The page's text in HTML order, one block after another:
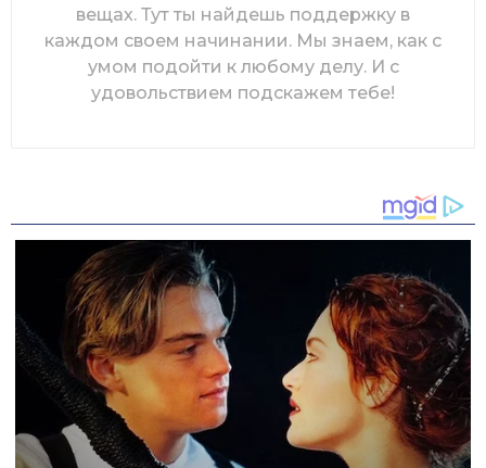
вещах. Тут ты найдешь поддержку в
каждом своем начинании. Мы знаем, как с
умом подойти к любому делу. И с
удовольствием подскажем тебе!